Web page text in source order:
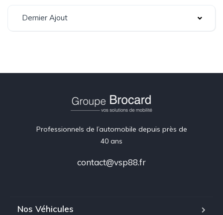
Dernier Ajout
Professionnels de l’automobile depuis près de
40 ans
contact@vsp88.fr
Nos Véhicules